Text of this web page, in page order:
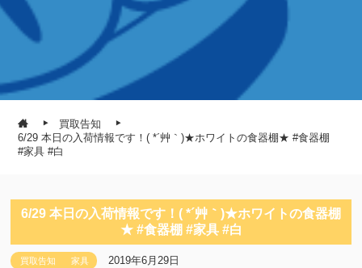
買取告知
6/29 本日の入荷情報です！( *´艸｀)★ホワイトの食器棚★ #食器棚
#家具 #白
6/29 本日の入荷情報です！( *´艸｀)★ホワイトの食器棚
★ #食器棚 #家具 #白
買取告知 家具 2019年6月29日